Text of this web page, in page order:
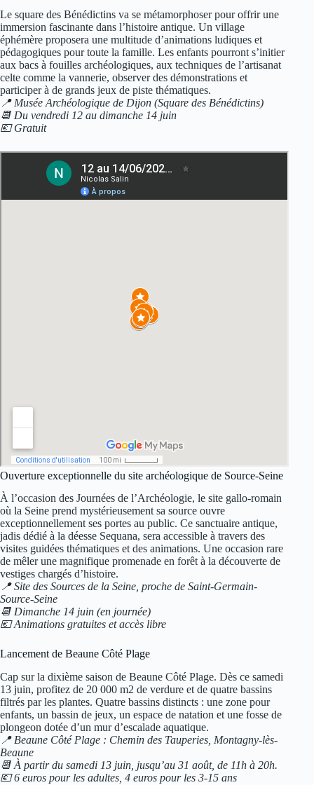
Le square des Bénédictins va se métamorphoser pour offrir une
immersion fascinante dans l’histoire antique. Un village
éphémère proposera une multitude d’animations ludiques et
pédagogiques pour toute la famille. Les enfants pourront s’initier
aux bacs à fouilles archéologiques, aux techniques de l’artisanat
celte comme la vannerie, observer des démonstrations et
participer à de grands jeux de piste thématiques.
📍 Musée Archéologique de Dijon (Square des Bénédictins)
📆 Du vendredi 12 au dimanche 14 juin
💶 Gratuit
Ouverture exceptionnelle du site archéologique de Source-Seine
À l’occasion des Journées de l’Archéologie, le site gallo-romain
où la Seine prend mystérieusement sa source ouvre
exceptionnellement ses portes au public. Ce sanctuaire antique,
jadis dédié à la déesse Sequana, sera accessible à travers des
visites guidées thématiques et des animations. Une occasion rare
de mêler une magnifique promenade en forêt à la découverte de
vestiges chargés d’histoire.
📍 Site des Sources de la Seine, proche de Saint-Germain-
Source-Seine
📆 Dimanche 14 juin (en journée)
💶 Animations gratuites et accès libre
Lancement de Beaune Côté Plage
Cap sur la dixième saison de Beaune Côté Plage. Dès ce samedi
13 juin, profitez de 20 000 m2 de verdure et de quatre bassins
filtrés par les plantes. Quatre bassins distincts : une zone pour
enfants, un bassin de jeux, un espace de natation et une fosse de
plongeon dotée d’un mur d’escalade aquatique.
📍 Beaune Côté Plage : Chemin des Tauperies, Montagny-lès-
Beaune
📆 À partir du samedi 13 juin, jusqu’au 31 août, de 11h à 20h.
💶 6 euros pour les adultes, 4 euros pour les 3-15 ans